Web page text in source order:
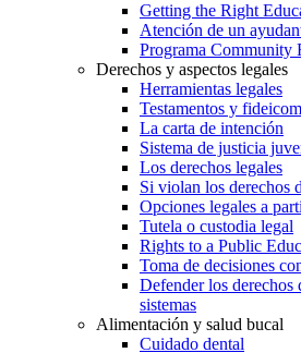
Getting the Right
Atención de un
Programa Community
Derechos y aspectos legales
Herramientas legales
Testamentos y
La carta de intención
Sistema de justicia
Los derechos legales
Si violan los derechos
Opciones legales a
Tutela o custodia legal
Rights to a Public
Toma de decisiones
Defender los
sistemas
Alimentación y salud bucal
Cuidado dental